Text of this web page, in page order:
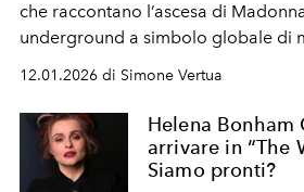
che raccontano l’ascesa di
underground a simbolo globale di
provocazione e libertà creativa.
12.01.2026 di Simone Vertua
Helena
arrivare in “The
Siamo pronti?